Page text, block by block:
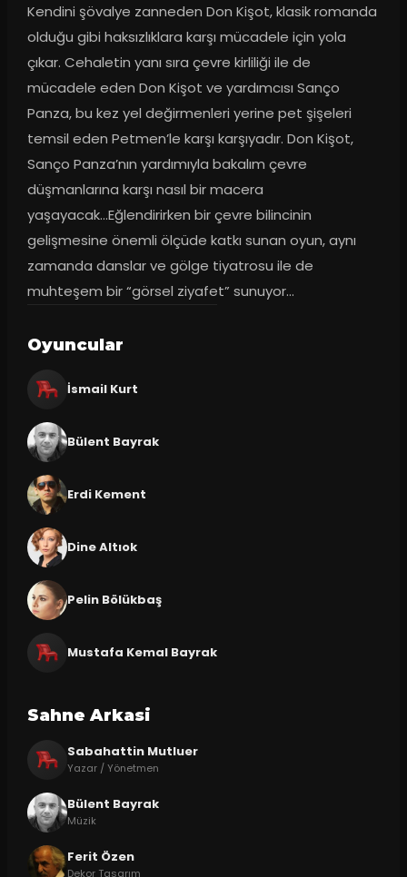
Kendini şövalye zanneden Don Kişot, klasik romanda
olduğu gibi haksızlıklara karşı mücadele için yola
çıkar. Cehaletin yanı sıra çevre kirliliği ile de
mücadele eden Don Kişot ve yardımcısı Sanço
Panza, bu kez yel değirmenleri yerine pet şişeleri
temsil eden Petmen’le karşı karşıyadır. Don Kişot,
Sanço Panza’nın yardımıyla bakalım çevre
düşmanlarına karşı nasıl bir macera
yaşayacak...Eğlendirirken bir çevre bilincinin
gelişmesine önemli ölçüde katkı sunan oyun, aynı
zamanda danslar ve gölge tiyatrosu ile de
muhteşem bir “görsel ziyafet” sunuyor...
Oyuncular
İsmail Kurt
Bülent Bayrak
Erdi Kement
Dine Altıok
Pelin Bölükbaş
Mustafa Kemal Bayrak
Sahne Arkasi
Sabahattin Mutluer
Yazar / Yönetmen
Bülent Bayrak
Müzik
Ferit Özen
Dekor Tasarım